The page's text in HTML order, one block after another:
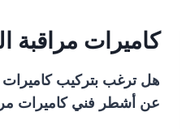
كاميرات مراقبة
هل ترغب بتركيب
عن أشطر فني كاميرات